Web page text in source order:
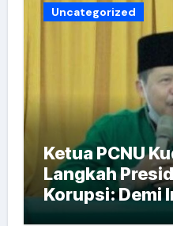
Uncategorized
Ketua PCNU
Langkah
Korupsi: Demi
dan Sejahtera